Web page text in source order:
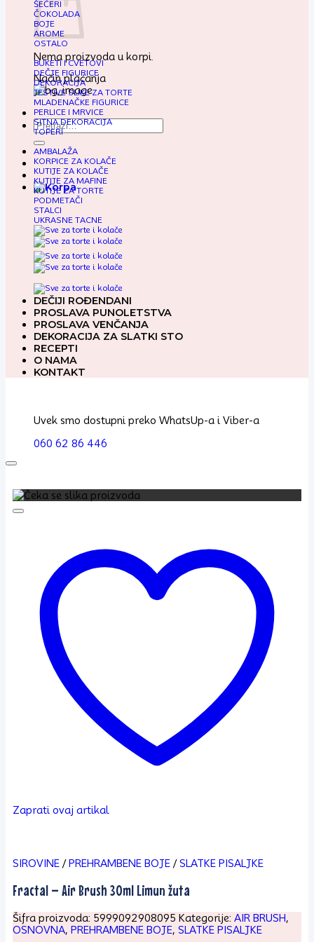
Nema proizvoda u korpi.
Način plaćanja
Pretraga
za:
ŠEĆERI
ČOKOLADA
BOJE
AROME
OSTALO
BUKETI I CVETOVI
DEČJE FIGURICE
DEKORACIJA
JESTIVE SLIKE ZA TORTE
MLADENAČKE FIGURICE
PERLICE I MRVICE
SITNA DEKORACIJA
TOPERI
AMBALAŽA
KORPICE ZA KOLAČE
KUTIJE ZA KOLAČE
KUTIJE ZA MAFINE
KUTIJE ZA TORTE
PODMETAČI
STALCI
UKRASNE TACNE
DEČIJI ROĐENDANI
PROSLAVA PUNOLETSTVA
PROSLAVA VENČANJA
DEKORACIJA ZA SLATKI STO
RECEPTI
O NAMA
KONTAKT
Uvek smo dostupni preko WhatsUp-a i Viber-a
060 62 86 446
Zaprati ovaj artikal
SIROVINE / PREHRAMBENE BOJE / SLATKE PISALJKE
Fractal – Air Brush 30ml Limun žuta
Šifra proizvoda: 5999092908095 Kategorije: AIR BRUSH,
OSNOVNA, PREHRAMBENE BOJE, SLATKE PISALJKE